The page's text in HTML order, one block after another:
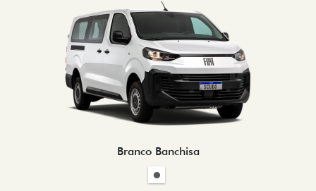
Branco Banchisa